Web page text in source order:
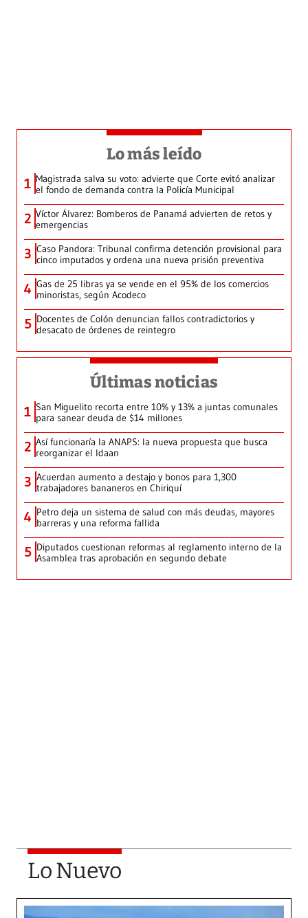
Lo más leído
1 Magistrada salva su voto: advierte que Corte evitó analizar
el fondo de demanda contra la Policía Municipal
2 Víctor Álvarez: Bomberos de Panamá advierten de retos y
emergencias
3 Caso Pandora: Tribunal confirma detención provisional para
cinco imputados y ordena una nueva prisión preventiva
4 Gas de 25 libras ya se vende en el 95% de los comercios
minoristas, según Acodeco
5 Docentes de Colón denuncian fallos contradictorios y
desacato de órdenes de reintegro
Últimas noticias
1 San Miguelito recorta entre 10% y 13% a juntas comunales
para sanear deuda de $14 millones
2 Así funcionaría la ANAPS: la nueva propuesta que busca
reorganizar el Idaan
3 Acuerdan aumento a destajo y bonos para 1,300
trabajadores bananeros en Chiriquí
4 Petro deja un sistema de salud con más deudas, mayores
barreras y una reforma fallida
5 Diputados cuestionan reformas al reglamento interno de la
Asamblea tras aprobación en segundo debate
Lo Nuevo